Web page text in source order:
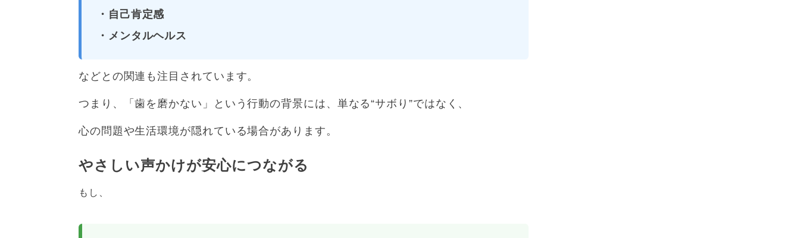
・自己肯定感
・メンタルヘルス
などとの関連も注目されています。
つまり、「歯を磨かない」という行動の背景には、単なる“サボり”ではなく、
心の問題や生活環境が隠れている場合があります。
やさしい声かけが安心につながる
もし、